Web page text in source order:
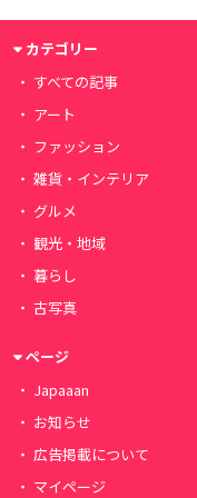
カテゴリー
すべての記事
アート
ファッション
雑貨・インテリア
グルメ
観光・地域
暮らし
古写真
ページ
Japaaan
お知らせ
広告掲載について
マイページ